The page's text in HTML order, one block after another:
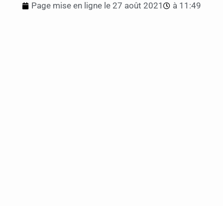
Page mise en ligne le 27 août 2021 à 11:49